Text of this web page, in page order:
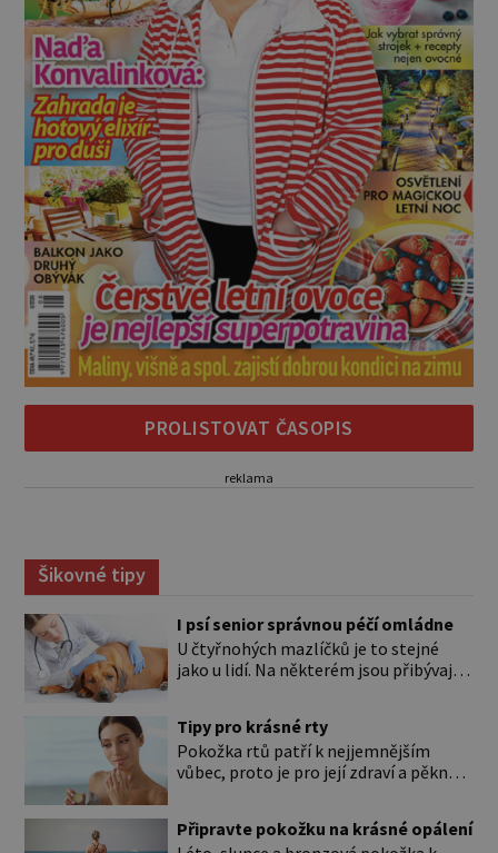
PROLISTOVAT ČASOPIS
reklama
Šikovné tipy
I psí senior správnou péčí omládne
U čtyřnohých mazlíčků je to stejné
jako u lidí. Na některém jsou přibývající
Přesto byste si měli staršího psa více
všímat, aby vám neunikly důležité
signály, že něco není v pořádku. Včasná
život. Hůře tráví U starších […]
Tipy pro krásné rty
Pokožka rtů patří k nejjemnějším
vůbec, proto je pro její zdraví a pěkný
ale také mnohem tenčí povrchovou
Připravte pokožku na krásné opálení